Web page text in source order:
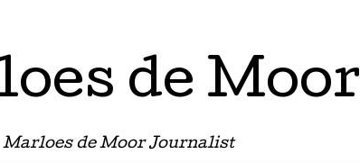
de Moor
Marloes de Moor Journalist